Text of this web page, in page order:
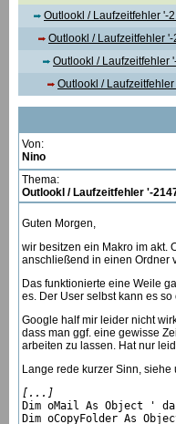
Outlookl / Laufzeitfehler '-
Outlookl / Laufzeitfehler
Outlookl / Laufzeitfehler
Outlookl /
Von:
Nino
Thema:
Outlookl / Laufzeitfehler '-
Guten Morgen,
wir besitzen ein Makro im akt.
anschließend in einen Ordner
Das funktionierte eine Weile
es. Der User selbst kann es
Google half mir leider nicht
dass man ggf. eine gewisse
arbeiten zu lassen. Hat nur
Lange rede kurzer Sinn,
[...]
Dim oMail As Object '